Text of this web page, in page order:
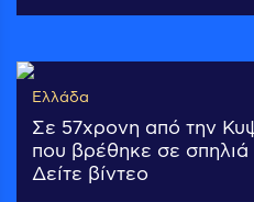
Ελλάδα
Σε 57χρονη από την
που βρέθηκε σε
Δείτε βίντεο